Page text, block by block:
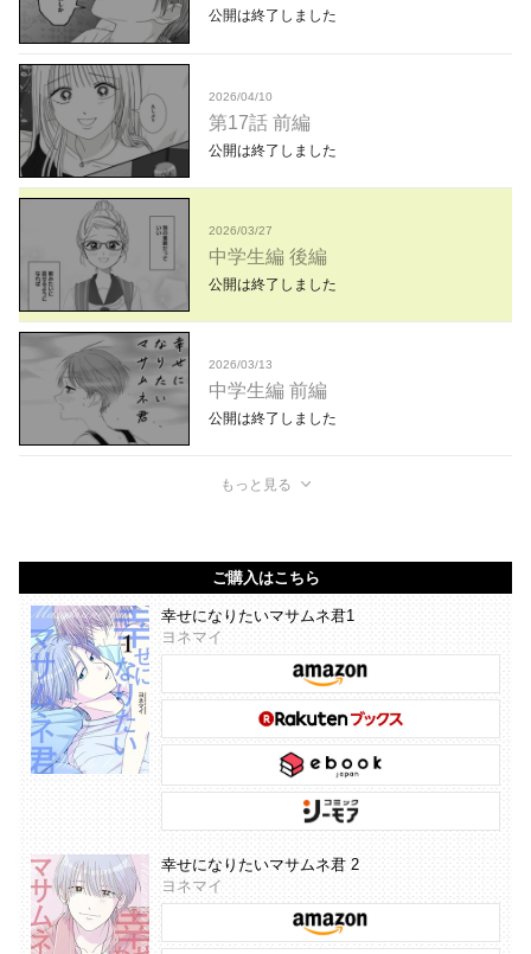
公開は終了しました
2026/04/10
第17話 前編
公開は終了しました
2026/03/27
中学生編 後編
公開は終了しました
2026/03/13
中学生編 前編
公開は終了しました
もっと見る
ご購入はこちら
幸せになりたいマサムネ君1
ヨネマイ
幸せになりたいマサムネ君 2
ヨネマイ